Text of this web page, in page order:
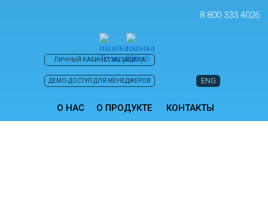
8 800 333 4026
ENG
КОНТАКТЫ
О ПРОДУКТЕ
О НАС
ЛИЧНЫЙ КАБИНЕТ ЗАЕМЩИКА
ДЕМО-ДОСТУП ДЛЯ МЕНЕДЖЕРОВ